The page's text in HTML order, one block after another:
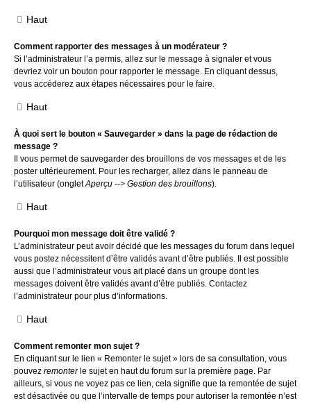
Haut
Comment rapporter des messages à un modérateur ?
Si l’administrateur l’a permis, allez sur le message à signaler et vous
devriez voir un bouton pour rapporter le message. En cliquant dessus,
vous accéderez aux étapes nécessaires pour le faire.
Haut
À quoi sert le bouton « Sauvegarder » dans la page de rédaction de
message ?
Il vous permet de sauvegarder des brouillons de vos messages et de les
poster ultérieurement. Pour les recharger, allez dans le panneau de
l’utilisateur (ongletAperçu --> Gestion des brouillons).
Haut
Pourquoi mon message doit être validé ?
L’administrateur peut avoir décidé que les messages du forum dans lequel
vous postez nécessitent d’être validés avant d’être publiés. Il est possible
aussi que l’administrateur vous ait placé dans un groupe dont les
messages doivent être validés avant d’être publiés. Contactez
l’administrateur pour plus d’informations.
Haut
Comment remonter mon sujet ?
En cliquant sur le lien « Remonter le sujet » lors de sa consultation, vous
pouvez remonterle sujet en haut du forum sur la première page. Par
ailleurs, si vous ne voyez pas ce lien, cela signifie que la remontée de sujet
est désactivée ou que l’intervalle de temps pour autoriser la remontée n’est